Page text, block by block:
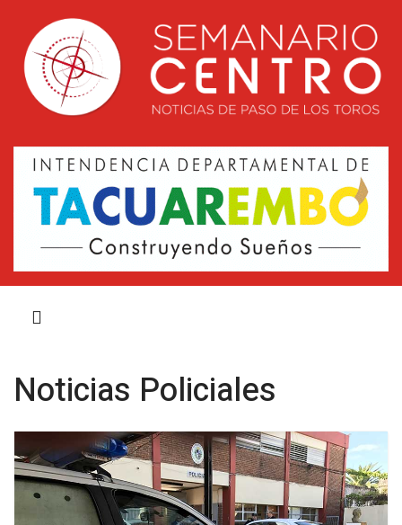
Noticias Policiales